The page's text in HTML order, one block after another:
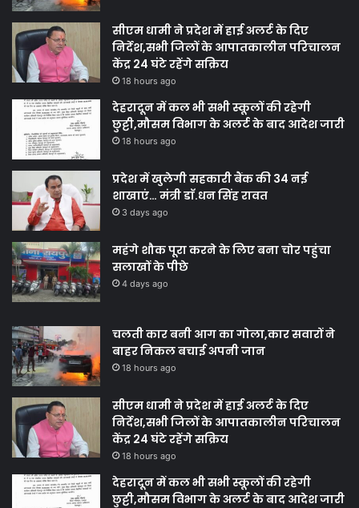
सीएम धामी ने प्रदेश में हाई अलर्ट के दिए
निर्देश,सभी जिलों के आपातकालीन परिचालन
केंद्र 24 घंटे रहेंगे सक्रिय
18 hours ago
देहरादून में कल भी सभी स्कूलों की रहेगी
छुट्टी,मौसम विभाग के अलर्ट के बाद आदेश जारी
18 hours ago
प्रदेश में खुलेगी सहकारी बैंक की 34 नई
शाखाएं… मंत्री डाॅ.धन सिंह रावत
3 days ago
महंगे शौक पूरा करने के लिए बना चोर पहुंचा
सलाखों के पीछे
4 days ago
चलती कार बनी आग का गोला,कार सवारों ने
बाहर निकल बचाई अपनी जान
18 hours ago
सीएम धामी ने प्रदेश में हाई अलर्ट के दिए
निर्देश,सभी जिलों के आपातकालीन परिचालन
केंद्र 24 घंटे रहेंगे सक्रिय
18 hours ago
देहरादून में कल भी सभी स्कूलों की रहेगी
छुट्टी,मौसम विभाग के अलर्ट के बाद आदेश जारी